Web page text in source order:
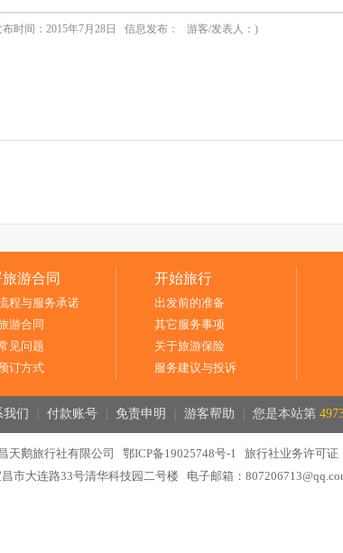
布时间：2015年7月28日 信息发布： 游客/发表人：)
游合同
程与服务承诺
游合同
见问题
订方式
开始旅行
出发前的准备
其它服务事项
关于旅游保险
服务建议与投诉
我们 付款账号| 免责申明 游客帮助 您是本站第
天鹅旅行社有限公司 鄂ICP备19025748号-1 旅行社业务许可证
市大连路33号清华科技园二号楼 电子邮箱：